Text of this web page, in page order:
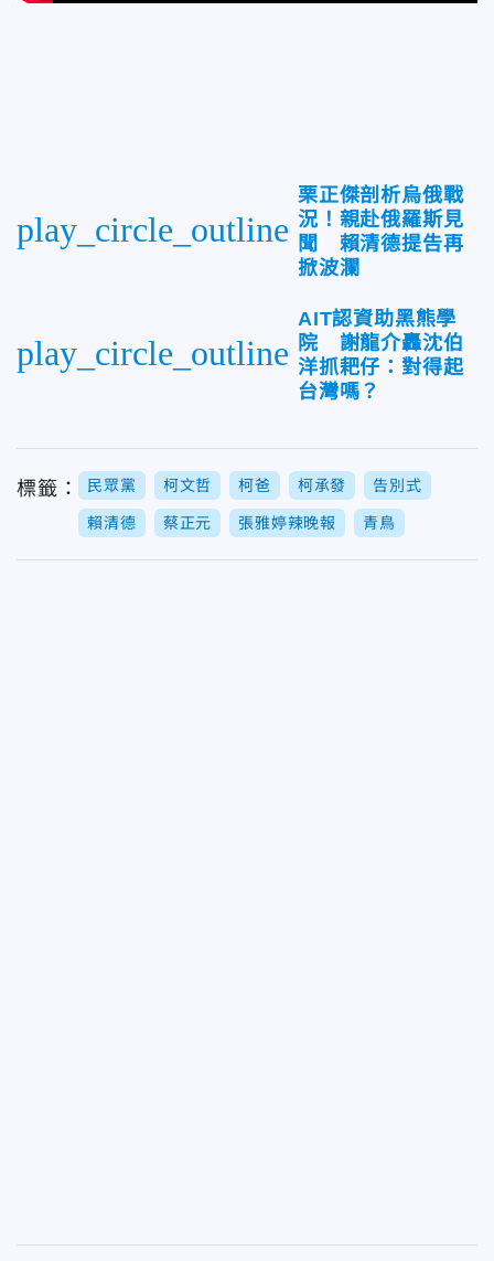
play_circle_outline
栗正傑剖析烏俄戰
況！親赴俄羅斯見
聞 賴清德提告再
掀波瀾
play_circle_outline
AIT認資助黑熊學
院 謝龍介轟沈伯
洋抓耙仔：對得起
台灣嗎？
標籤： 民眾黨 柯文哲 柯爸 柯承發 告別式
賴清德 蔡正元 張雅婷辣晚報 青鳥